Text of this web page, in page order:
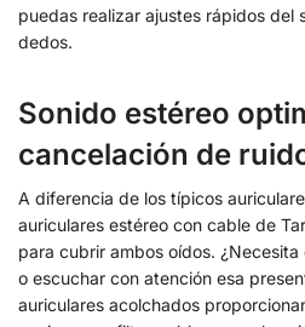
puedas realizar ajustes rápidos del
dedos.
Sonido estéreo
cancelación de
A diferencia de los típicos
auriculares estéreo con cable de
para cubrir ambos oídos.
o escuchar con atención esa
auriculares acolchados